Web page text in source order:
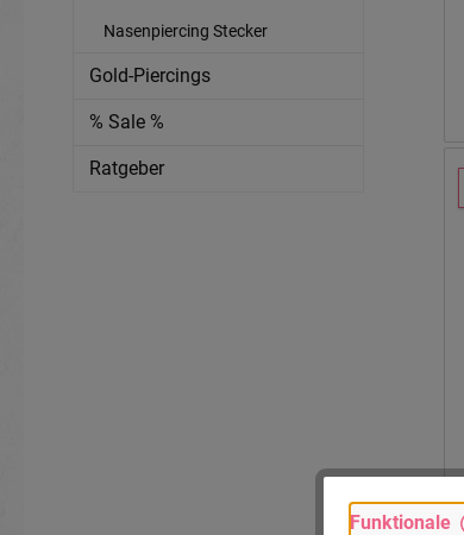
Nasenpiercing Stecker
Gold-Piercings
% Sale %
Ratgeber
Funktionale